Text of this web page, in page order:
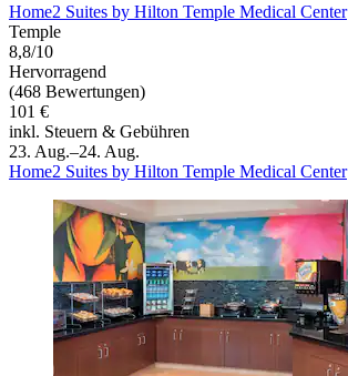
Home2 Suites by Hilton Temple Medical Center
Temple
8,8/10
Hervorragend
(468 Bewertungen)
101 €
inkl. Steuern & Gebühren
23. Aug.–24. Aug.
Home2 Suites by Hilton Temple Medical Center